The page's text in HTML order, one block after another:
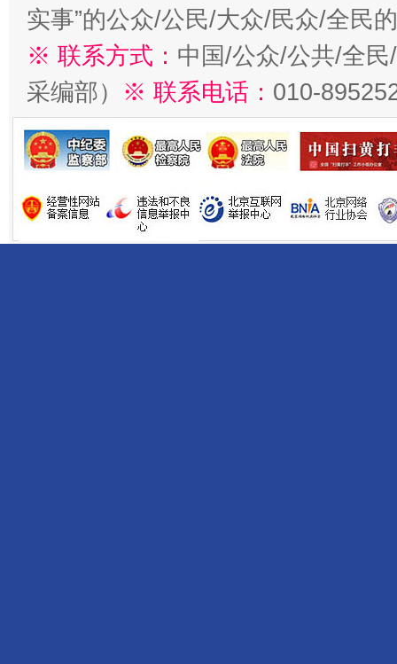
实事”的公众/公民/大众/民众/全民
※ 联系方式： 中国/公众/公共/全
采编部） ※ 联系电话： 010-